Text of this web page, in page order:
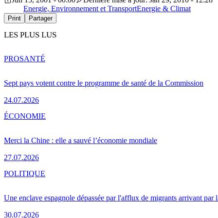
Energie, Environnement et TransportEnergie & Climat
Print Partager
LES PLUS LUS
Sept pays votent contre le programme de santé de la Commission
24.07.2026
PROSANTÉ
Merci la Chine : elle a sauvé l’économie mondiale
27.07.2026
ÉCONOMIE
Une enclave espagnole dépassée par l'afflux de migrants arrivant par
30.07.2026
POLITIQUE